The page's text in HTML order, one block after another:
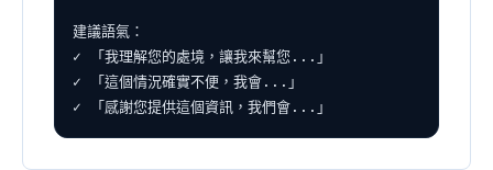
建議語氣：
✓ 「我理解您的處境，讓我來幫您...」
✓ 「這個情況確實不便，我會...」
✓ 「感謝您提供這個資訊，我們會...」